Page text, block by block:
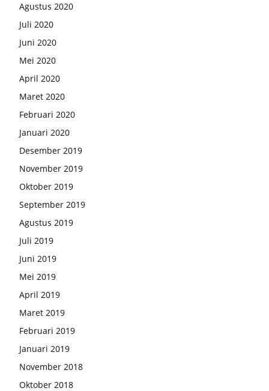
Agustus 2020
Juli 2020
Juni 2020
Mei 2020
April 2020
Maret 2020
Februari 2020
Januari 2020
Desember 2019
November 2019
Oktober 2019
September 2019
Agustus 2019
Juli 2019
Juni 2019
Mei 2019
April 2019
Maret 2019
Februari 2019
Januari 2019
November 2018
Oktober 2018